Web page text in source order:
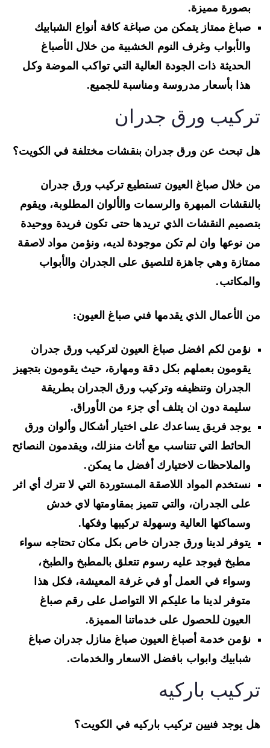
بصورة مميزة.
صباغ ممتاز يتمكن من صباغة كافة أنواع الشبابيك
والأبواب وغرف النوم الخشبية من خلال الأصباغ
الحديثة ذات الجودة العالية التي تواكب الموضة وكل
هذا بأسعار مدروسة ومناسبة للجميع.
ورق جدران
تبحث عن ورق جدران بنقشات مختلفة في الكويت؟
خلال صباغ العيون تستطيع تركيب ورق جدران
المبهرة والرسمات والألوان المطلوبة، ويقوم
النقشات الذي تريدها حتى تكون فريدة ووحيدة
نوعها وان لم تكن موجودة لديه، ونؤمن مواد لاصقة
وهي جاهزة لتلصيق على الجدران والأبواب
الأعمال الذي يقدمها فني صباغ العيون:
نؤمن لكم افضل صباغ العيون لتركيب ورق جدران
يقومون بعملهم بكل دقة ومهارة، حيث يقومون بتجهيز
الجدران وتنظيفه وتركيب ورق الجدران بطريقة
سليمة دون ان يتلف أي جزء من الأوراق.
يوجد فريق يساعدك على اختيار أشكال وألوان ورق
الحائط التي تتناسب مع أثاث منزلك، ويقدمون النصائح
والملاحظات لاختيارك أفضل ما يمكن.
نستخدم المواد اللاصقة المستوردة التي لا تترك أي اثر
على الجدران، والتي تتميز بمقاومتها لاي خدش
وسماكتها العالية وسهولة تركيبها وفكها.
يتوفر لدينا ورق جدران خاص بكل مكان تحتاجه سواء
مطبخ فيوجد عليه رسوم تتعلق بالمطبخ والطبخ،
وسواء في العمل أو في غرفة المعيشة، فكل هذا
متوفر لدينا ما عليكم الا التواصل على رقم صباغ
العيون للحصول على خدماتنا المميزة.
نؤمن خدمة أصباغ العيون صباغ منازل جدران صباغ
شبابيك وابواب بافضل الاسعار والخدمات.
باركيه
يوجد فنيين تركيب باركيه في الكويت؟